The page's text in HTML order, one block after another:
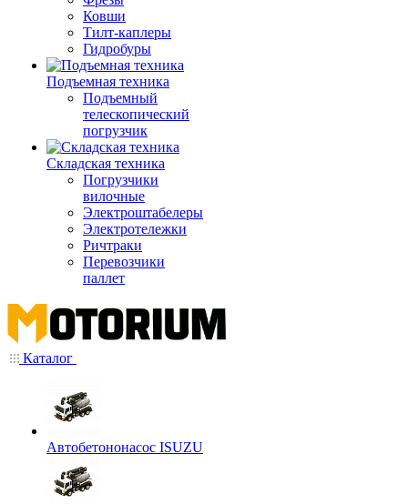
Ковши
Тилт-каплеры
Гидробуры
Подъемная техника
Подъемный
телескопический
погрузчик
Складская техника
Погрузчики
вилочные
Электроштабелеры
Электротележки
Ричтраки
Перевозчики
паллет
Каталог
Автобетононасос ISUZU